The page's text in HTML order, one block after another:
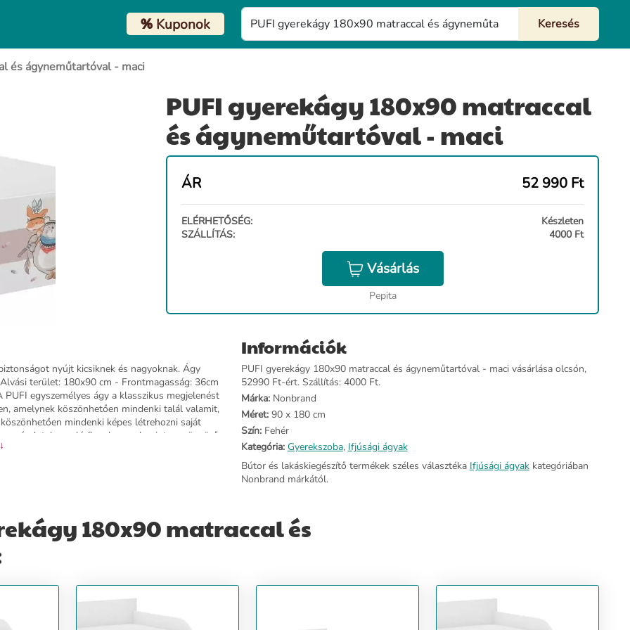
%Kuponok
és ágyneműtartóval - maci
PUFI gyerekágy 180x90 matraccal
és ágyneműtartóval - maci
ÁR 52 990 Ft
ELÉRHETŐSÉG:
Készleten
SZÁLLÍTÁS:
4000 Ft
Vásárlás
Pepita
nyújt kicsiknek és nagyoknak. Ágy
terület: 180x90 cm - Frontmagasság: 36cm
egyszemélyes ágy a klasszikus megjelenést
amelynek köszönhetően mindenki talál valamit,
mindenki képes létrehozni saját
a részletekre való figyelem, valamint a gyönyörű
alpesi fehér forgácslemezből készül. Az ágy
tanúsítvánnyal lágy poliuretán habból
ki, hogy biztosítsa a gyermek
a test megfelelő elhelyezkedését alvás
rendelkezik, • A burkolat 100%
• Megfelelő hőszabályzás: a matrac
a megfelelő szellőzést. • Fehér borító cipzárral,
cm. Matrac 8cm teljesen INGYEN! **A készlet
Információk
PUFI gyerekágy 180x90 matraccal és ágyneműtartóval - maci vásárlása olcsón,
52990 Ft-ért. Szállítás: 4000 Ft.
Márka:Nonbrand
Méret:90 x 180 cm
Szín:Fehér
Kategória: Gyerekszoba, Ifjúsági ágyak
Bútor és lakáskiegészítő termékek széles választéka Ifjúsági ágyakkategóriában
Nonbrand márkától.
180x90 matraccal és